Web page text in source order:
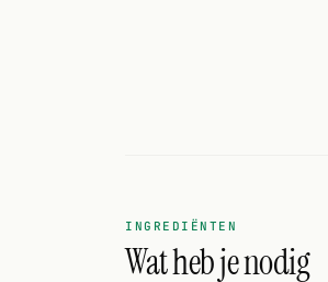
INGREDIËNTEN
Wat heb je nodig